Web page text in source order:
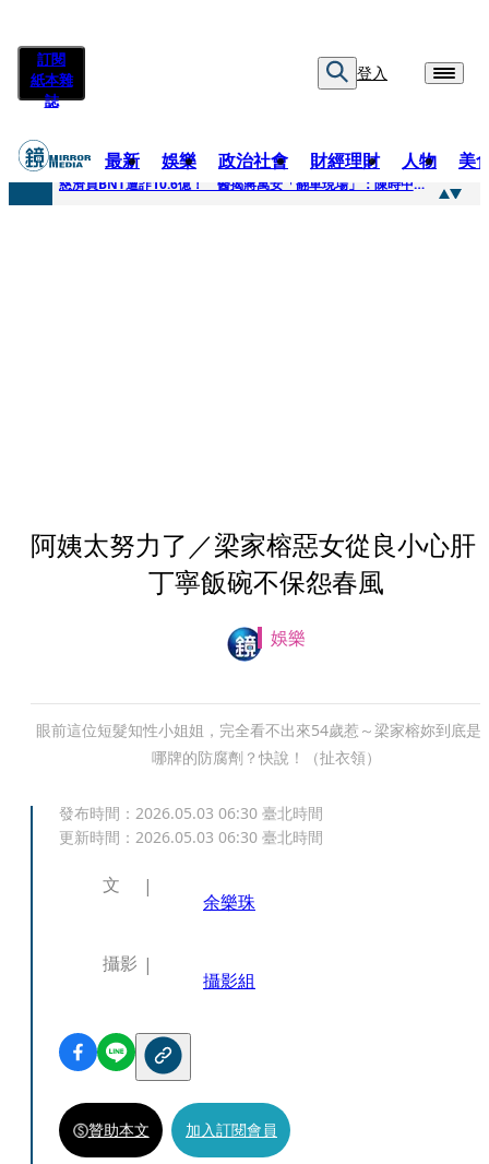
訂閱
紙本雜
誌
登入
最新 娛樂 政治社會 財經理財 人物 美
快訊
慈濟買BNT遭詐10.6億！ 醫揭蔣萬安「翻車現場」：陳時中當年是阻止被騙
阿姨太努力了／梁家榕惡女從良小心
丁寧飯碗不保怨春風
娛樂
眼前這位短髮知性小姐姐，完全看不出來54歲惹～梁家榕妳到底是
哪牌的防腐劑？快說！（扯衣領）
發布時間： 2026.05.03 06:30 臺北時間
更新時間： 2026.05.03 06:30 臺北時間
文
余樂珠
攝影
攝影組
贊助本文 加入訂閱會員